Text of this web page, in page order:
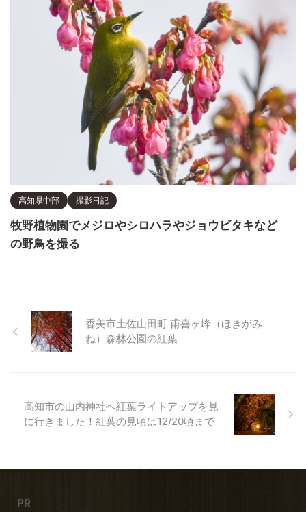
高知県中部 撮影日記
牧野植物園でメジロやシロハラやジョウビタキなど
の野鳥を撮る
香美市土佐山田町 甫喜ヶ峰（ほきがみ
ね）森林公園の紅葉
高知市の山内神社へ紅葉ライトアップを見
に行きました！紅葉の見頃は12/20頃まで
PR